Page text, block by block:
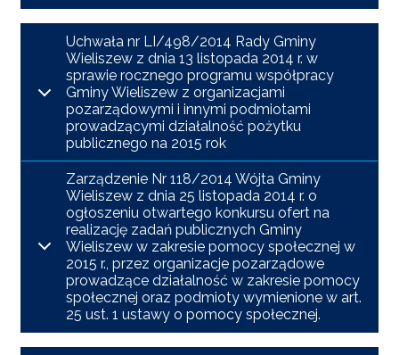
Uchwała nr LI/498/2014 Rady Gminy
Wieliszew z dnia 13 listopada 2014 r. w
sprawie rocznego programu współpracy
Gminy Wieliszew z organizacjami
pozarządowymi i innymi podmiotami
prowadzącymi działalność pożytku
publicznego na 2015 rok
Zarządzenie Nr 118/2014 Wójta Gminy
Wieliszew z dnia 25 listopada 2014 r. o
ogłoszeniu otwartego konkursu ofert na
realizację zadań publicznych Gminy
Wieliszew w zakresie pomocy społecznej w
2015 r., przez organizacje pozarządowe
prowadzące działalność w zakresie pomocy
społecznej oraz podmioty wymienione w art.
25 ust. 1 ustawy o pomocy społecznej.